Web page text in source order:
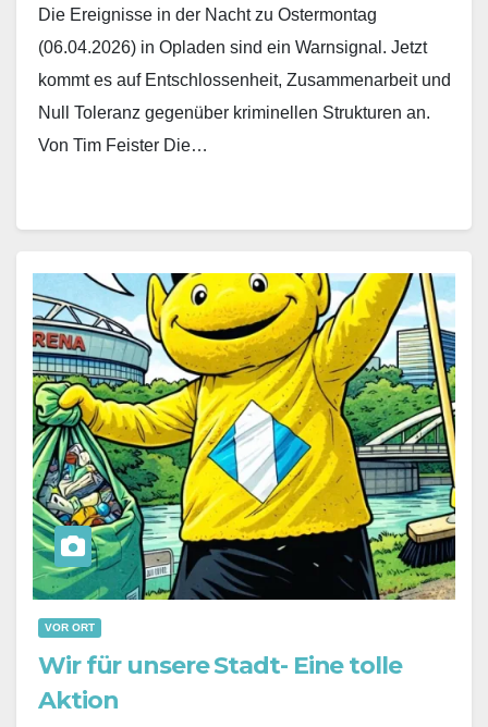
Die Ereignisse in der Nacht zu Ostermontag
(06.04.2026) in Opladen sind ein Warnsignal. Jetzt
kommt es auf Entschlossenheit, Zusammenarbeit und
Null Toleranz gegenüber kriminellen Strukturen an.
Von Tim Feister Die…
VOR ORT
Wir für unsere Stadt- Eine tolle
Aktion